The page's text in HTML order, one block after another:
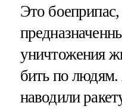
Это
уничтожения
бить по людям.
наводили